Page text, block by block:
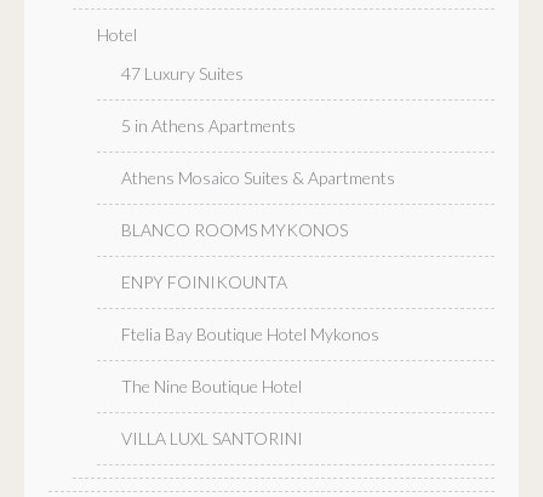
Hotel
47 Luxury Suites
5 in Athens Apartments
Athens Mosaico Suites & Apartments
BLANCO ROOMS MYKONOS
ENPY FOINIKOUNTA
Ftelia Bay Boutique Hotel Mykonos
The Nine Boutique Hotel
VILLA LUXL SANTORINI